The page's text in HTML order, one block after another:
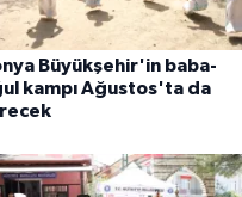
Büyükşehir'in baba-
kampı Ağustos'ta da